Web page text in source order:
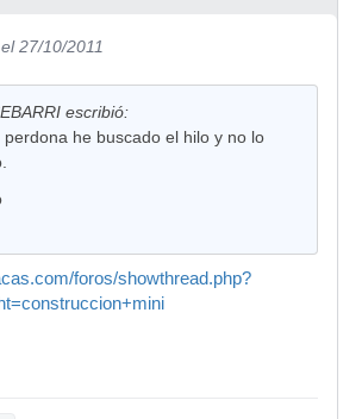
el 27/10/2011
escribió:
perdona he buscado el hilo y no lo
foros/showthread.php?